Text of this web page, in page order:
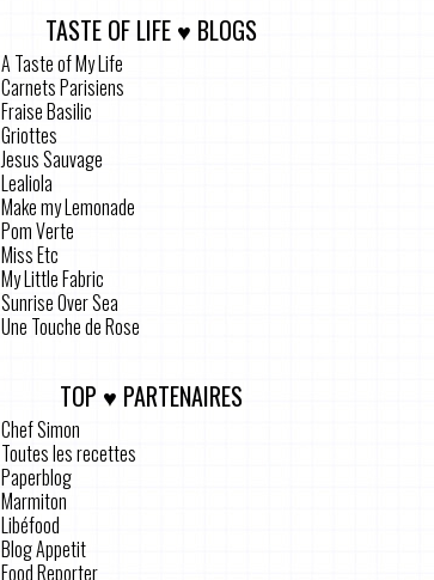
TASTE OF LIFE ♥ BLOGS
A Taste of My Life
Carnets Parisiens
Fraise Basilic
Griottes
Jesus Sauvage
Lealiola
Make my Lemonade
Pom Verte
Miss Etc
My Little Fabric
Sunrise Over Sea
Une Touche de Rose
TOP ♥ PARTENAIRES
Chef Simon
Toutes les recettes
Paperblog
Marmiton
Libéfood
Blog Appetit
Food Reporter